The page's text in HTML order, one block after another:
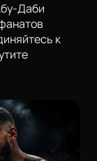
Даби
к